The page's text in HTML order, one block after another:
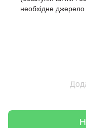
необхідне